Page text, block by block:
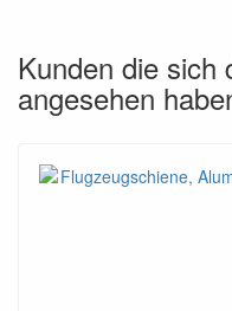
Kunden die sich
angesehen